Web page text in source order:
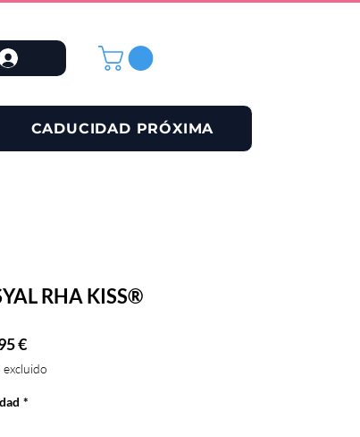
CADUCIDAD PRÓXIMA
RHA KISS®
€Precio
excluido
*